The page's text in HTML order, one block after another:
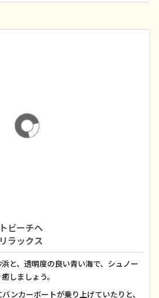
ビーチへ
ラックス
と、透明度の良い青い海で、シュノー
しましょう。
ンカーボートが乗り上げていたりと、